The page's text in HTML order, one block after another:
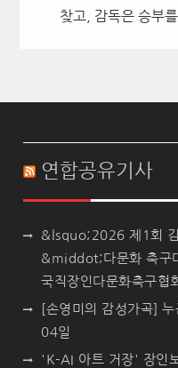
찾고, 감독은 승부
연합공유기사
&lsquo;2026 제1회
&middot;다문화 축구
국직장인다문화축구협
[손영미의 감성가곡]
04일
'K-AI 아트 거장' 장인